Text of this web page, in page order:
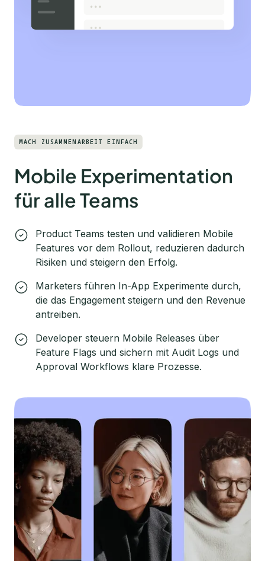
MACH ZUSAMMENARBEIT EINFACH
Mobile Experimentation
für alle Teams
Product Teams testen und validieren Mobile
Features vor dem Rollout, reduzieren dadurch
Risiken und steigern den Erfolg.
Marketers führen In-App Experimente durch,
die das Engagement steigern und den Revenue
antreiben.
Developer steuern Mobile Releases über
Feature Flags und sichern mit Audit Logs und
Approval Workflows klare Prozesse.